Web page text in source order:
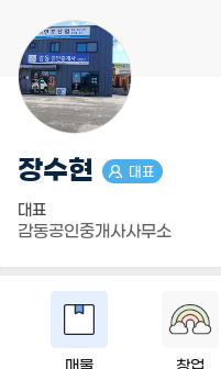
장수현 대표
대표
감동공인중개사사무소
매물 창업